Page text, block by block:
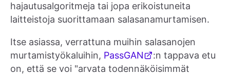
hajautusalgoritmeja tai jopa erikoistuneita
laitteistoja suorittamaan salasanamurtamisen.
Itse asiassa, verrattuna muihin salasanojen
murtamistyökaluihin, PassGAN
:n tappava etu
on, että se voi "arvata todennäköisimmät